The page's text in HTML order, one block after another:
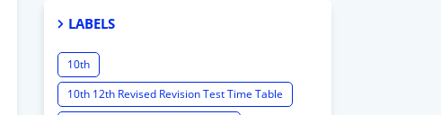
LABELS
10th
10th 12th Revised Revision Test Time Table